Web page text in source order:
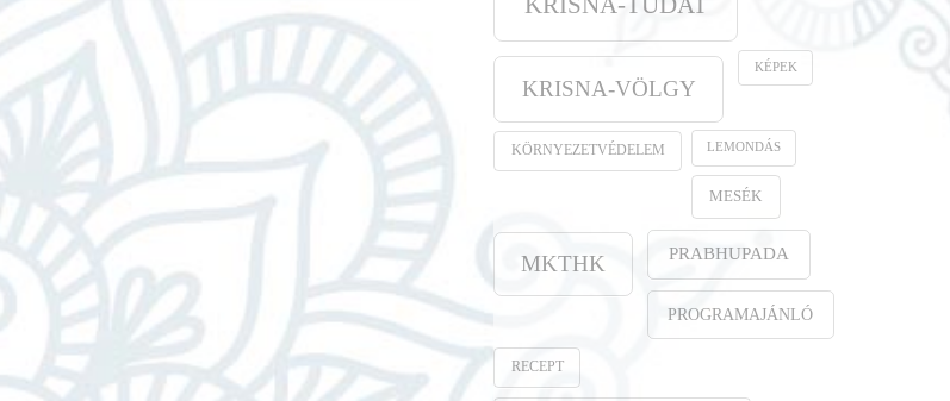
KRISNA-VÖLGY
KÉPEK
KÖRNYEZETVÉDELEM LEMONDÁS
MESÉK
MKTHK PRABHUPADA
PROGRAMAJÁNLÓ
RECEPT